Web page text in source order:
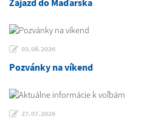
Zájazd do Maďarska
03.08.2026
Pozvánky na víkend
27.07.2026